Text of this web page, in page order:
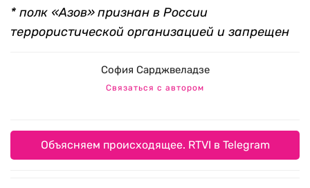
* полк «Азов»признан в России
террористической организацией и запрещен
София Сарджвеладзе
Связаться с автором
Объясняем происходящее. RTVI в Telegram